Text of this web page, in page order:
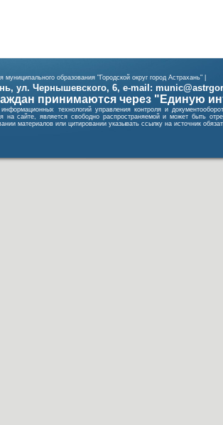
образования "Городской округ город Астрахань" |
ул. Чернышевского, 6, e-mail:
принимаются через "Единую
информационных технологий управления контроля и
на сайте, является свободно распространяемой и может быть
материалов или цитировании указывать ссылку на источник